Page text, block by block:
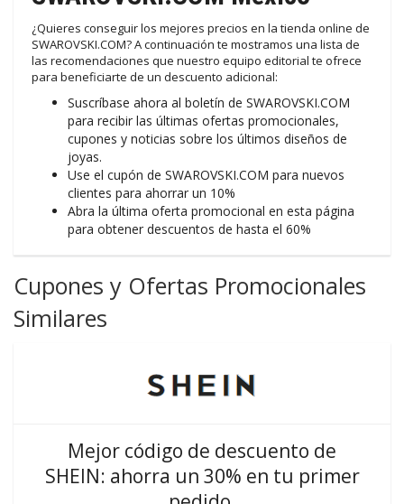
¿Quieres conseguir los mejores precios en la tienda online de
SWAROVSKI.COM? A continuación te mostramos una lista de
las recomendaciones que nuestro equipo editorial te ofrece
para beneficiarte de un descuento adicional:
Suscríbase ahora al boletín de SWAROVSKI.COM
para recibir las últimas ofertas promocionales,
cupones y noticias sobre los últimos diseños de
joyas.
Use el cupón de SWAROVSKI.COM para nuevos
clientes para ahorrar un 10%
Abra la última oferta promocional en esta página
para obtener descuentos de hasta el 60%
Cupones y Ofertas Promocionales
Similares
Mejor código de descuento de
SHEIN: ahorra un 30% en tu primer